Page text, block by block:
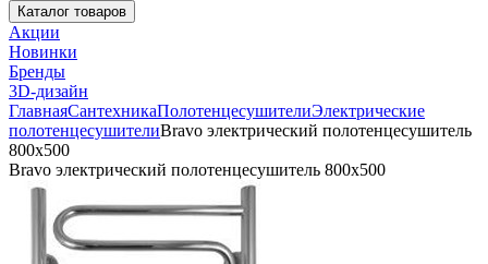
Каталог товаров
Акции
Новинки
Бренды
3D-дизайн
ГлавнаяСантехникаПолотенцесушителиЭлектрические
полотенцесушителиBravo электрический полотенцесушитель
800x500
Bravo электрический полотенцесушитель 800x500